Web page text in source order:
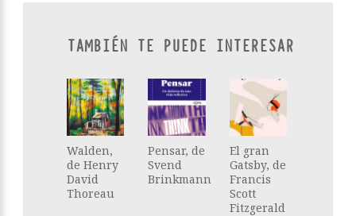
TAMBIÉN TE PUEDE INTERESAR
Walden,
de Henry
David
Thoreau
Pensar, de
Svend
Brinkmann
El gran
Gatsby, de
Francis
Scott
Fitzgerald